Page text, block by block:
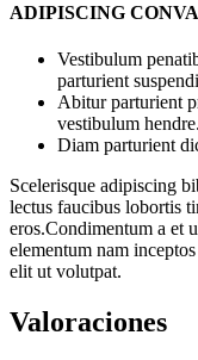
ADIPISCING
Vestibulum
parturient
Abitur parturient
vestibulum hendre.
Diam parturient
Scelerisque adipiscing
lectus faucibus lobortis
eros.Condimentum a et
elementum nam
elit ut volutpat.
Valoraciones